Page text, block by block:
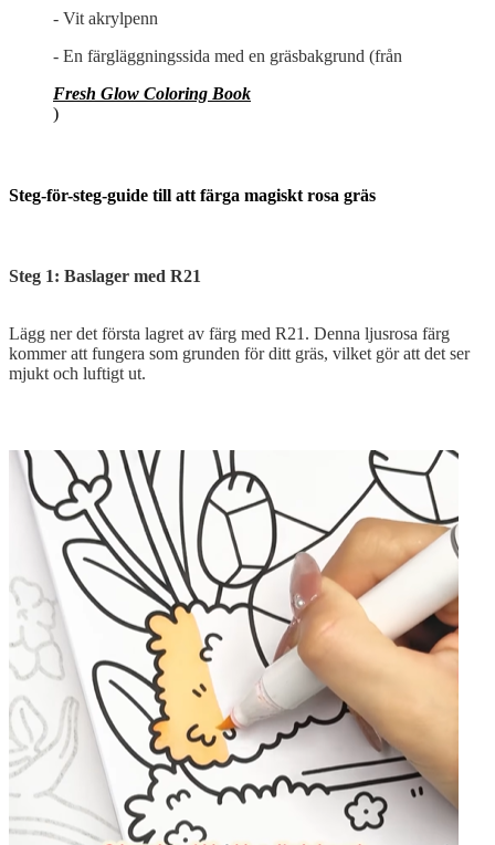
- Vit akrylpenn
- En färgläggningssida med en gräsbakgrund (från
Fresh Glow Coloring Book
)
Steg-för-steg-guide till att färga magiskt rosa gräs
Steg 1: Baslager med R21
Lägg ner det första lagret av färg med R21. Denna ljusrosa färg
kommer att fungera som grunden för ditt gräs, vilket gör att det ser
mjukt och luftigt ut.